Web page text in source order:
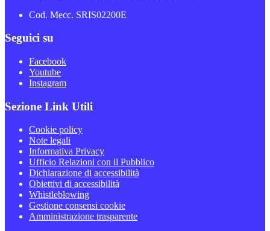
Cod. Mecc. SRIS02200E
Seguici su
Facebook
Youtube
Instagram
Sezione Link Utili
Cookie policy
Note legali
Informativa Privacy
Ufficio Relazioni con il Pubblico
Dichiarazione di accessibilità
Obiettivi di accessibilità
Whistleblowing
Gestione consensi cookie
Amministrazione trasparente